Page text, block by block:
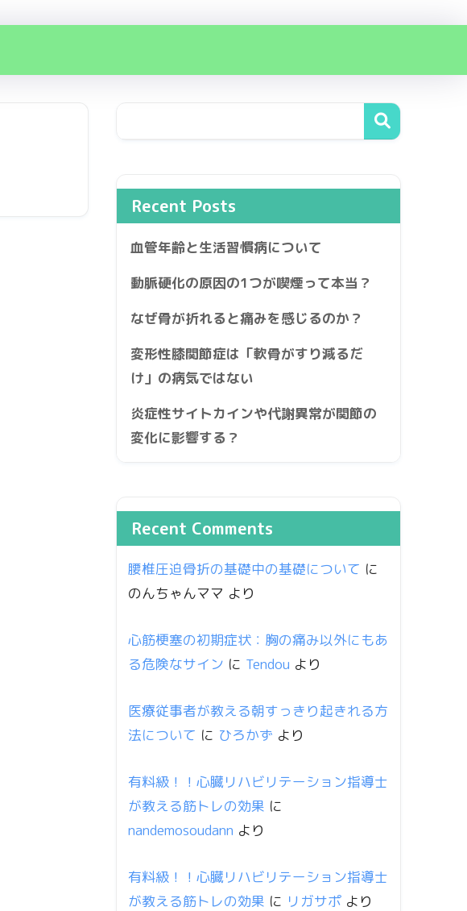
Recent Posts
血管年齢と生活習慣病について
動脈硬化の原因の1つが喫煙って本当？
なぜ骨が折れると痛みを感じるのか？
変形性膝関節症は「軟骨がすり減るだ
け」の病気ではない
炎症性サイトカインや代謝異常が関節の
変化に影響する？
Recent Comments
腰椎圧迫骨折の基礎中の基礎について に
のんちゃんママ より
心筋梗塞の初期症状：胸の痛み以外にもあ
る危険なサイン に Tendou より
医療従事者が教える朝すっきり起きれる方
法について に ひろかず より
有料級！！心臓リハビリテーション指導士
が教える筋トレの効果 に
nandemosoudann より
有料級！！心臓リハビリテーション指導士
が教える筋トレの効果 に リガサポ より